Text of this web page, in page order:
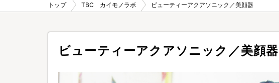
トップ TBC カイモノラボ ビューティーアクアソニック／美顔器
ビューティーアクアソニック／美顔器